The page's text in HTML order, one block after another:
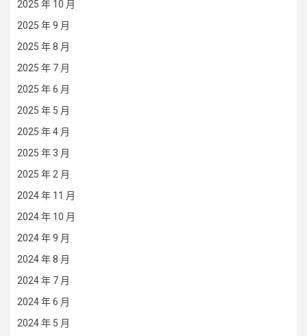
2025 年 10 月
2025 年 9 月
2025 年 8 月
2025 年 7 月
2025 年 6 月
2025 年 5 月
2025 年 4 月
2025 年 3 月
2025 年 2 月
2024 年 11 月
2024 年 10 月
2024 年 9 月
2024 年 8 月
2024 年 7 月
2024 年 6 月
2024 年 5 月